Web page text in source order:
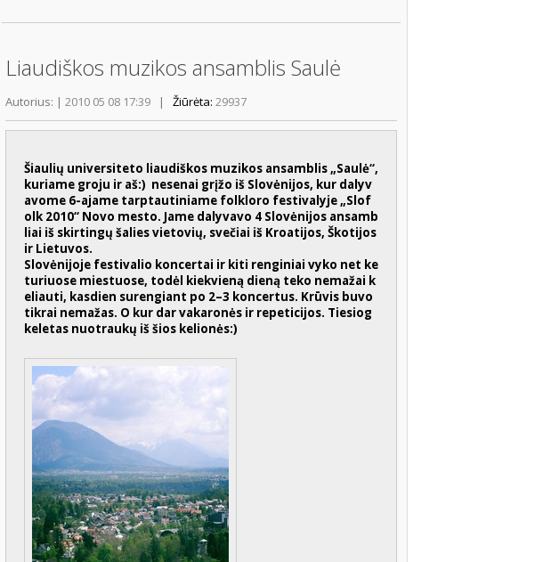
Liaudiškos muzikos ansamblis Saulė
Autorius: | 2010 05 08 17:39 | Žiūrėta: 29937
Šiaulių universiteto liaudiškos muzikos ansamblis „Saulė“,
kuriame groju ir aš:) nesenai grįžo iš Slovėnijos, kur dalyv
avome 6-ajame tarptautiniame folkloro festivalyje „Slof
olk 2010“ Novo mesto. Jame dalyvavo 4 Slovėnijos ansamb
liai iš skirtingų šalies vietovių, svečiai iš Kroatijos, Škotijos
ir Lietuvos.
Slovėnijoje festivalio koncertai ir kiti renginiai vyko net ke
turiuose miestuose, todėl kiekvieną dieną teko nemažai k
eliauti, kasdien surengiant po 2–3 koncertus. Krūvis buvo
tikrai nemažas. O kur dar vakaronės ir repeticijos. Tiesiog
keletas nuotraukų iš šios kelionės:)